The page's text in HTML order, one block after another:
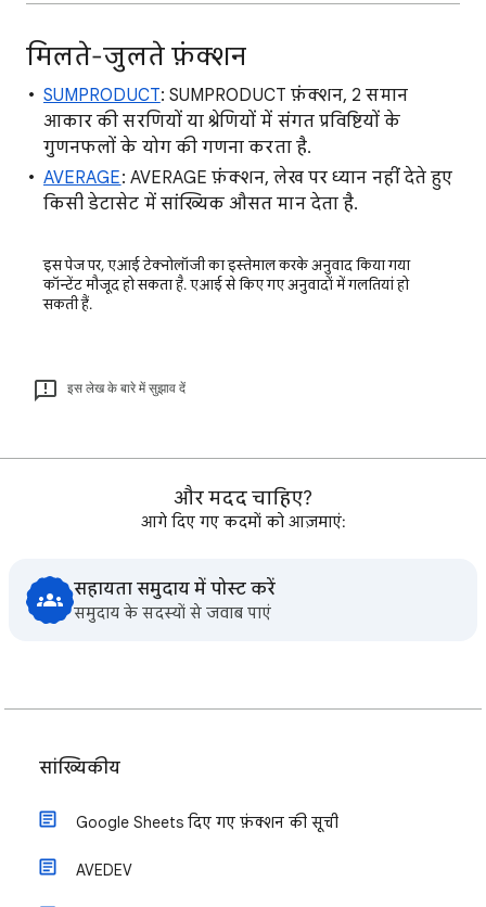
मिलते-जुलते फ़ंक्शन
SUMPRODUCT: SUMPRODUCT फ़ंक्शन, 2 समान
आकार की सरणियों या श्रेणियों में संगत प्रविष्टियों के
गुणनफलों के योग की गणना करता है.
AVERAGE: AVERAGE फ़ंक्शन, लेख पर ध्यान नहीं देते हुए
किसी डेटासेट में सांख्यिक औसत मान देता है.
इस पेज पर, एआई टेक्नोलॉजी का इस्तेमाल करके अनुवाद किया गया
कॉन्टेंट मौजूद हो सकता है. एआई से किए गए अनुवादों में गलतियां हो
सकती हैं.
इस लेख के बारे में सुझाव दें
और मदद चाहिए?
आगे दिए गए कदमों को आज़माएं:
सहायता समुदाय में पोस्ट करें
समुदाय के सदस्यों से जवाब पाएं
सांख्यिकीय
Google Sheets दिए गए फ़ंक्शन की सूची
AVEDEV